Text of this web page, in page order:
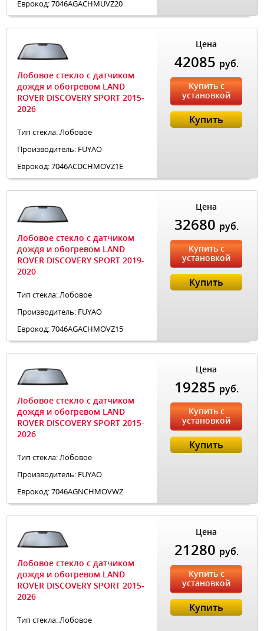
Еврокод: 7046AGACHMUVZ20
Лобовое стекло с датчиком
дождя и обогревом LAND
ROVER DISCOVERY SPORT 2015-
2026
Тип стекла: Лобовое
Производитель: FUYAO
Еврокод: 7046ACDCHMOVZ1E
Цена
42085 руб.
Купить с
установкой
Купить
Лобовое стекло с датчиком
дождя и обогревом LAND
ROVER DISCOVERY SPORT 2019-
2020
Тип стекла: Лобовое
Производитель: FUYAO
Еврокод: 7046AGACHMOVZ15
Цена
32680 руб.
Купить с
установкой
Купить
Лобовое стекло с датчиком
дождя и обогревом LAND
ROVER DISCOVERY SPORT 2015-
2026
Тип стекла: Лобовое
Производитель: FUYAO
Еврокод: 7046AGNCHMOVWZ
Цена
19285 руб.
Купить с
установкой
Купить
Лобовое стекло с датчиком
дождя и обогревом LAND
ROVER DISCOVERY SPORT 2015-
2026
Тип стекла: Лобовое
Цена
21280 руб.
Купить с
установкой
Купить